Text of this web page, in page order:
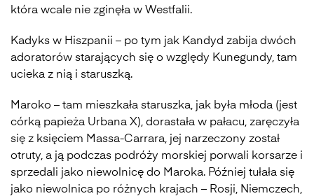
która wcale nie zginęła w Westfalii.
Kadyks w Hiszpanii – po tym jak Kandyd zabija dwóch
adoratorów starających się o względy Kunegundy, tam
ucieka z nią i staruszką.
Maroko – tam mieszkała staruszka, jak była młoda (jest
córką papieża Urbana X), dorastała w pałacu, zaręczyła
się z księciem Massa-Carrara, jej narzeczony został
otruty, a ją podczas podróży morskiej porwali korsarze i
sprzedali jako niewolnicę do Maroka. Później tułała się
jako niewolnica po różnych krajach – Rosji, Niemczech,